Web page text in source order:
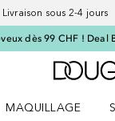
sous 2-4 jours
dès 99 CHF ! Deal
MAQUILLAGE